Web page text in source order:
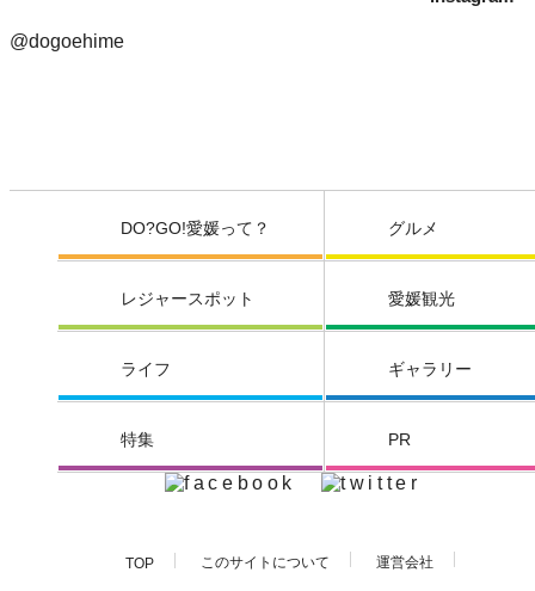
@dogoehime
DO?GO!愛媛って？ グルメ
レジャースポット 愛媛観光
ライフ ギャラリー
特集 PR
TOP このサイトについて 運営会社